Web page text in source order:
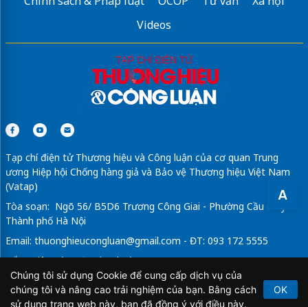
A
Videos
Tạp chí điện tử Thương hiệu và Công luận của cơ quan Trung
ương Hiệp hội Chống hàng giả và Bảo vệ Thương hiệu Việt Nam
(Vatap)
Tòa soạn: Ngõ 56/ B5D6 Trương Công Giai - Phường Cầu Giấy -
Thành phố Hà Nội
Email: thuonghieucongluan@gmail.com - ĐT: 093 172 5555
Tổng Biên Tập: Vũ Đức Thuận
Giấy phép hoạt động báo chí điện tử số 64/GP-BTTTT do Bộ
Thông tin và Truyền thông cấp ngày 21/2/2020.
Chúng tôi sử dụng Cookie để cung cấp dịch vụ của
chúng tôi và nâng cao trải nghiệm của bạn. Bằng cách
sử dụng trang web này, bạn đã đồng ý với điều này.
OK